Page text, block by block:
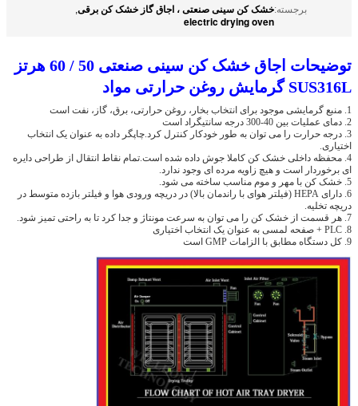
برجسته:خشک کن سینی صنعتی ، اجاق گاز خشک کن برقی,
electric drying oven
توضیحات اجاق خشک کن سینی صنعتی 50 / 60 هرتز
SUS316L گرمایش روغن حرارتی مواد
1. منبع گرمایشی موجود برای انتخاب بخار، روغن حرارتی، برق، گاز، نفت است
2. دمای عملیات بین 40-300 درجه سانتیگراد است
3. درجه حرارت را می توان به طور خودکار کنترل کرد.چاپگر داده به عنوان یک انتخاب
اختیاری.
4. محفظه داخلی خشک کن کاملا جوش داده شده است.تمام نقاط انتقال از طراحی دایره
ای برخوردار است و هیچ زاویه مرده ای وجود ندارد.
5. خشک کن با مهر و موم مناسب ساخته می شود.
6. دارای HEPA (فیلتر هوای با راندمان بالا) در دریچه ورودی هوا و فیلتر بازده متوسط ​​در
دریچه تخلیه.
7. هر قسمت از خشک کن را می توان به سرعت مونتاژ و جدا کرد تا به راحتی تمیز شود.
8. PLC + صفحه لمسی به عنوان یک انتخاب اختیاری
9. کل دستگاه مطابق با الزامات GMP است